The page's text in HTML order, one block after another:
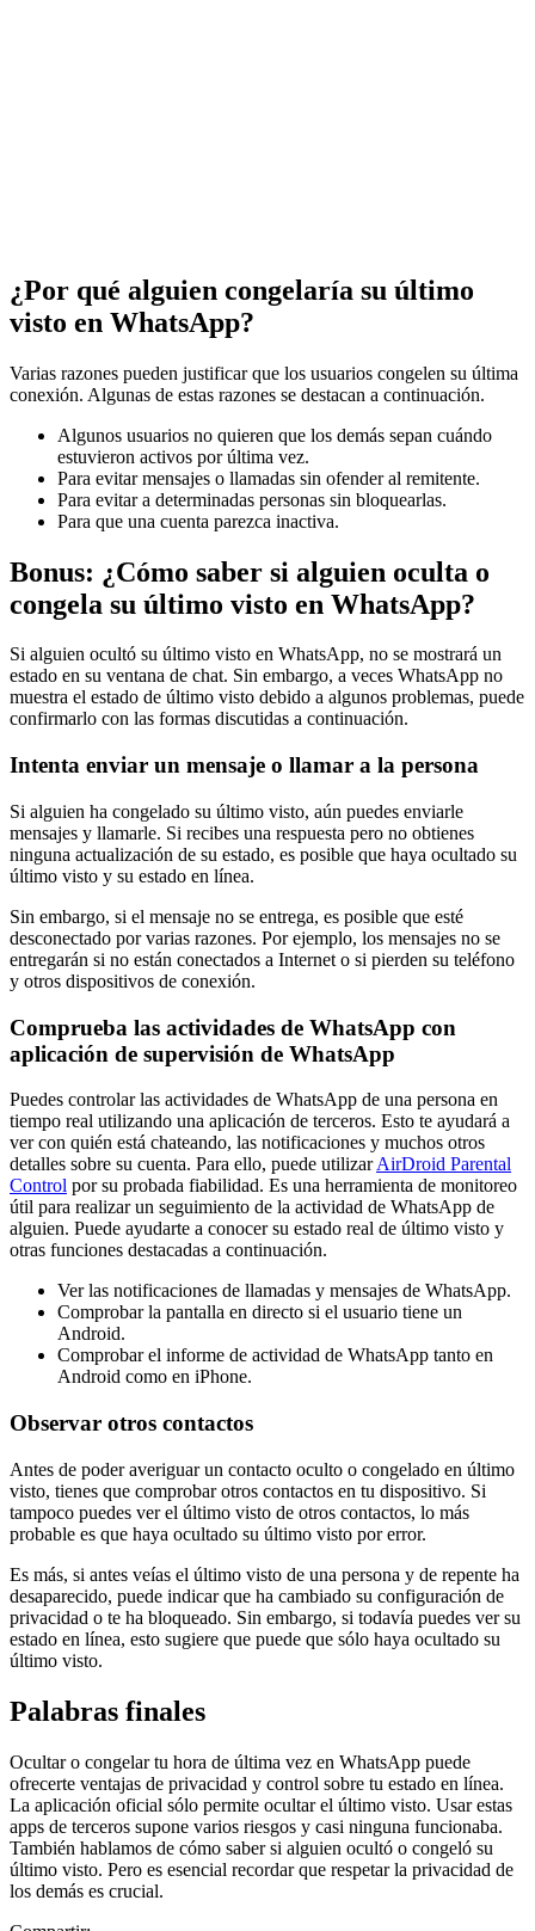
¿Por qué alguien congelaría su último
visto en WhatsApp?
Varias razones pueden justificar que los usuarios congelen su última
conexión. Algunas de estas razones se destacan a continuación.
Algunos usuarios no quieren que los demás sepan cuándo
estuvieron activos por última vez.
Para evitar mensajes o llamadas sin ofender al remitente.
Para evitar a determinadas personas sin bloquearlas.
Para que una cuenta parezca inactiva.
Bonus: ¿Cómo saber si alguien oculta o
congela su último visto en WhatsApp?
Si alguien ocultó su último visto en WhatsApp, no se mostrará un
estado en su ventana de chat. Sin embargo, a veces WhatsApp no
muestra el estado de último visto debido a algunos problemas, puede
confirmarlo con las formas discutidas a continuación.
Intenta enviar un mensaje o llamar a la persona
Si alguien ha congelado su último visto, aún puedes enviarle
mensajes y llamarle. Si recibes una respuesta pero no obtienes
ninguna actualización de su estado, es posible que haya ocultado su
último visto y su estado en línea.
Sin embargo, si el mensaje no se entrega, es posible que esté
desconectado por varias razones. Por ejemplo, los mensajes no se
entregarán si no están conectados a Internet o si pierden su teléfono
y otros dispositivos de conexión.
Comprueba las actividades de WhatsApp con
aplicación de supervisión de WhatsApp
Puedes controlar las actividades de WhatsApp de una persona en
tiempo real utilizando una aplicación de terceros. Esto te ayudará a
ver con quién está chateando, las notificaciones y muchos otros
detalles sobre su cuenta. Para ello, puede utilizarAirDroid Parental
Control por su probada fiabilidad. Es una herramienta de monitoreo
útil para realizar un seguimiento de la actividad de WhatsApp de
alguien. Puede ayudarte a conocer su estado real de último visto y
otras funciones destacadas a continuación.
Ver las notificaciones de llamadas y mensajes de WhatsApp.
Comprobar la pantalla en directo si el usuario tiene un
Android.
Comprobar el informe de actividad de WhatsApp tanto en
Android como en iPhone.
Observar otros contactos
Antes de poder averiguar un contacto oculto o congelado en último
visto, tienes que comprobar otros contactos en tu dispositivo. Si
tampoco puedes ver el último visto de otros contactos, lo más
probable es que haya ocultado su último visto por error.
Es más, si antes veías el último visto de una persona y de repente ha
desaparecido, puede indicar que ha cambiado su configuración de
privacidad o te ha bloqueado. Sin embargo, si todavía puedes ver su
estado en línea, esto sugiere que puede que sólo haya ocultado su
último visto.
Palabras finales
Ocultar o congelar tu hora de última vez en WhatsApp puede
ofrecerte ventajas de privacidad y control sobre tu estado en línea.
La aplicación oficial sólo permite ocultar el último visto. Usar estas
apps de terceros supone varios riesgos y casi ninguna funcionaba.
También hablamos de cómo saber si alguien ocultó o congeló su
último visto. Pero es esencial recordar que respetar la privacidad de
los demás es crucial.